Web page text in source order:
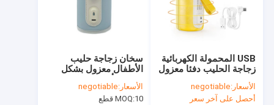
سخان زجاجة حليب
الأطفال معزول بشكل
محافظ أثناء التنقل لعربة
السفر
الأسعار:negotiable
MOQ:10 قطع
USB المحمولة الكهربائية
زجاجة الحليب دفئا معزول
غطاء ترموستات لسيارة
السفر مثالية أثناء التنقل
الأسعار:negotiable
أحصل على آخر سعر